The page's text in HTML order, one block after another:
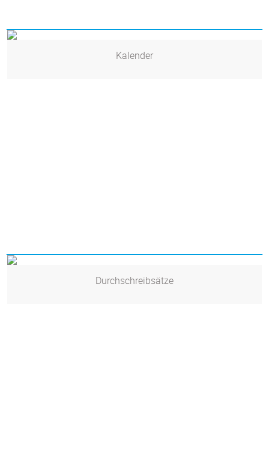
Kalender
Durchschreibsätze